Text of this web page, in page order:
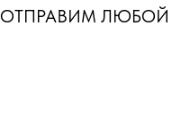
ОТПРАВИМ ЛЮБОЙ